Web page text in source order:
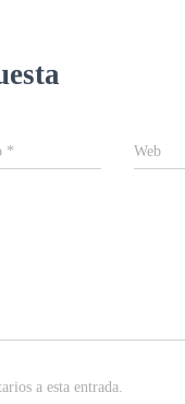
* Web
a esta entrada.